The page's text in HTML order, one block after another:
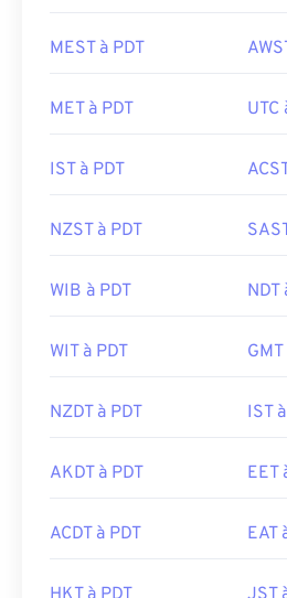
MEST à PDT
MET à PDT UTC
IST à PDT
NZST à PDT
WIB à PDT NDT
WIT à PDT
NZDT à PDT IST
AKDT à PDT EET
ACDT à PDT EAT